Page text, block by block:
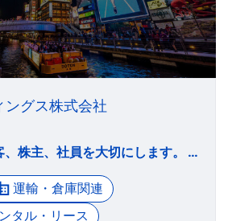
グス株式会社
1. 地域社会、顧客、株主、社員を大切にします。 2. 法令および社会規範を遵守し、企業の社会的責任を果たします。 3. 自然環境にやさしい企業運営を目指し、環境の保全や資源の保護に配慮します。 4. 常に新しいことに取り組み、自己改革を実現します。 5. 顧客第一主義のもと、鉄道事業を基幹としたライフステージネットワークを展開し、快適な生活環境を創造します。
運輸・倉庫関連
タル・リース